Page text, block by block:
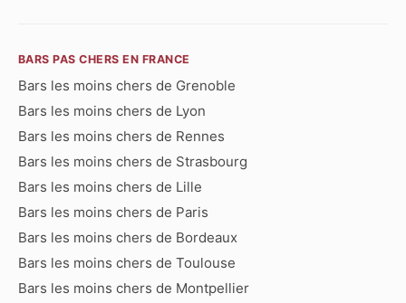
BARS PAS CHERS EN FRANCE
Bars les moins chers de Grenoble
Bars les moins chers de Lyon
Bars les moins chers de Rennes
Bars les moins chers de Strasbourg
Bars les moins chers de Lille
Bars les moins chers de Paris
Bars les moins chers de Bordeaux
Bars les moins chers de Toulouse
Bars les moins chers de Montpellier